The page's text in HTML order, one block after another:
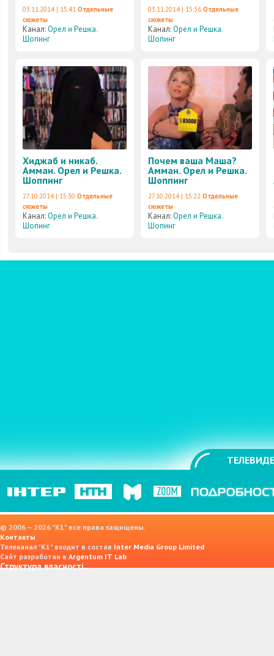
03.11.2014 | 15:41 Отдельные
сюжеты
Канал:Орел и Решка.
Шопинг
03.11.2014 | 15:36 Отдельные
сюжеты
Канал:Орел и Решка.
Шопинг
Хиджаб и никаб.
Амман. Орел и Решка.
Шоппинг
27.10.2014 | 15:30 Отдельные
сюжеты
Канал:Орел и Решка.
Шопинг
Почем ваша Маша?
Амман. Орел и Решка.
Шоппинг
27.10.2014 | 15:22 Отдельные
сюжеты
Канал:Орел и Решка.
Шопинг
© 2006 — 2026 "K1" все права защищены.
Контакты
Телеканал "К1" входит в состав Inter Media Group Limited
Сайт разработан в Argentum IT Lab
Структура власності